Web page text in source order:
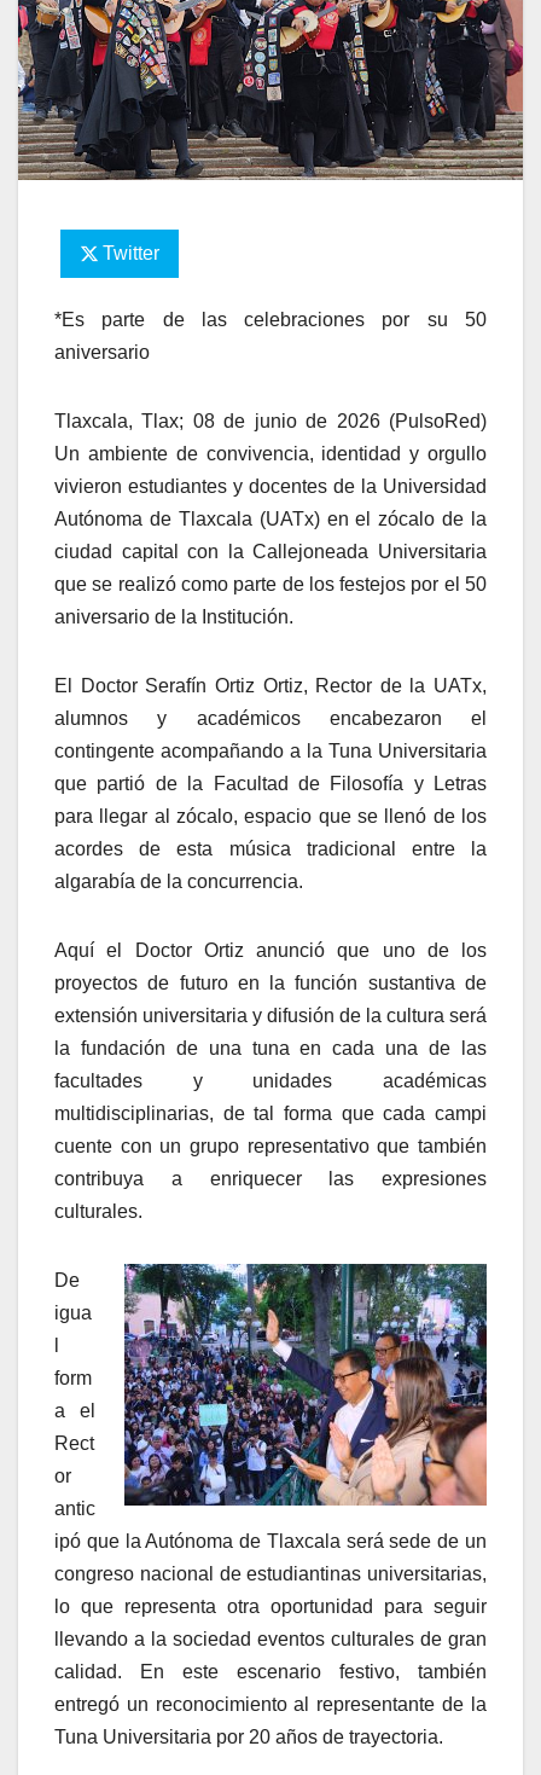
Twitter
*Es parte de las celebraciones por su 50
aniversario
Tlaxcala, Tlax; 08 de junio de 2026 (PulsoRed)
Un ambiente de convivencia, identidad y orgullo
vivieron estudiantes y docentes de la Universidad
Autónoma de Tlaxcala (UATx) en el zócalo de la
ciudad capital con la Callejoneada Universitaria
que se realizó como parte de los festejos por el 50
aniversario de la Institución.
El Doctor Serafín Ortiz Ortiz, Rector de la UATx,
alumnos y académicos encabezaron el
contingente acompañando a la Tuna Universitaria
que partió de la Facultad de Filosofía y Letras
para llegar al zócalo, espacio que se llenó de los
acordes de esta música tradicional entre la
algarabía de la concurrencia.
Aquí el Doctor Ortiz anunció que uno de los
proyectos de futuro en la función sustantiva de
extensión universitaria y difusión de la cultura será
la fundación de una tuna en cada una de las
facultades y unidades académicas
multidisciplinarias, de tal forma que cada campi
cuente con un grupo representativo que también
contribuya a enriquecer las expresiones
culturales.
De
igua
form
a el
Rect
or
antic
ipó que la Autónoma de Tlaxcala será sede de un
congreso nacional de estudiantinas universitarias,
lo que representa otra oportunidad para seguir
llevando a la sociedad eventos culturales de gran
calidad. En este escenario festivo, también
entregó un reconocimiento al representante de la
Tuna Universitaria por 20 años de trayectoria.